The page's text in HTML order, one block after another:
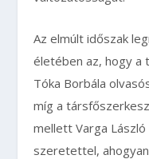
Az elmúlt időszak
életében az, hogy a
Tóka Borbála
míg a
mellett Varga
szeretettel,